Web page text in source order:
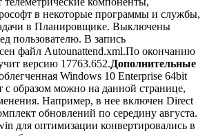
в некоторые программы и службы,
в Планировщике. Выключены
пользователю. В запись
файл Autounattend.xml.По окончанию
версию 17763.652.Дополнительные
Windows 10 Enterprise 64bit
с образом можно на данной странице,
Например, в нее включен Direct
обновлений по середину августа.
для оптимизации конвертировались в